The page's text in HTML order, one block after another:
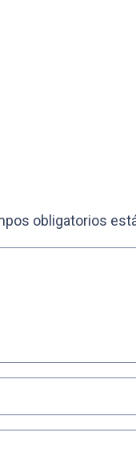
obligatorios